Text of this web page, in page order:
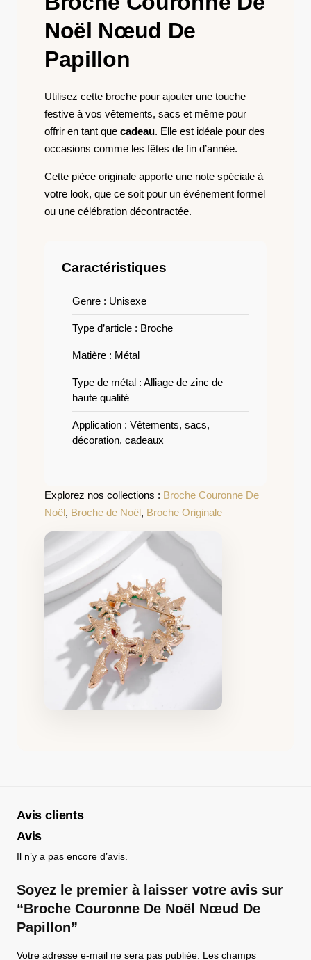
Noël Nœud De
Papillon
Utilisez cette broche pour ajouter une touche
festive à vos vêtements, sacs et même pour
offrir en tant que cadeau. Elle est idéale pour des
occasions comme les fêtes de fin d’année.
Cette pièce originale apporte une note spéciale à
votre look, que ce soit pour un événement formel
ou une célébration décontractée.
Caractéristiques
Genre : Unisexe
Type d’article : Broche
Matière : Métal
Type de métal : Alliage de zinc de
haute qualité
Application : Vêtements, sacs,
décoration, cadeaux
Explorez nos collections : Broche Couronne De
Noël, Broche de Noël, Broche Originale
Avis clients
Avis
Il n’y a pas encore d’avis.
Soyez le premier à laisser votre avis sur
“Broche Couronne De Noël Nœud De
Papillon”
Votre adresse e-mail ne sera pas publiée. Les champs